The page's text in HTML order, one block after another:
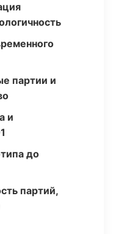
партии и
и
до
партий,